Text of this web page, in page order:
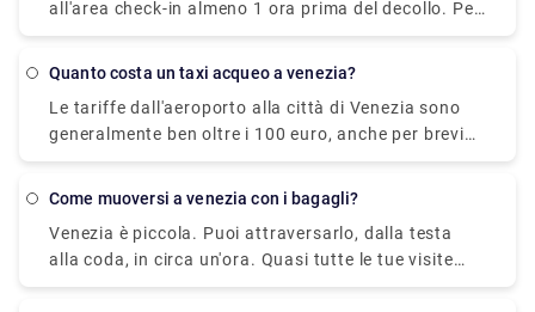
min.
all'area check-in almeno 1 ora prima del decollo. Per
le partenze internazionali è necessario presentarsi
quanto costa un taxi acqueo a venezia?
Le tariffe dall'aeroporto alla città di Venezia sono
generalmente ben oltre i 100 euro, anche per brevi
distanze all'interno di Venezia bisogna pagare
notevolmente negli ultimi anni. C'è anche un
supplemento notturno, in genere circa 20 euro.
come muoversi a venezia con i bagagli?
Venezia è piccola. Puoi attraversarlo, dalla testa
alla coda, in circa un'ora. Quasi tutte le tue visite
turistiche si trovano a 20 minuti a piedi dal Ponte di